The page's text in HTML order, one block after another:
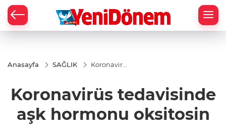
Anasayfa SAĞLIK
Koronavirüs
hormonu
oksitosin
Koronavirüs tedavisinde
aşk hormonu oksitosin